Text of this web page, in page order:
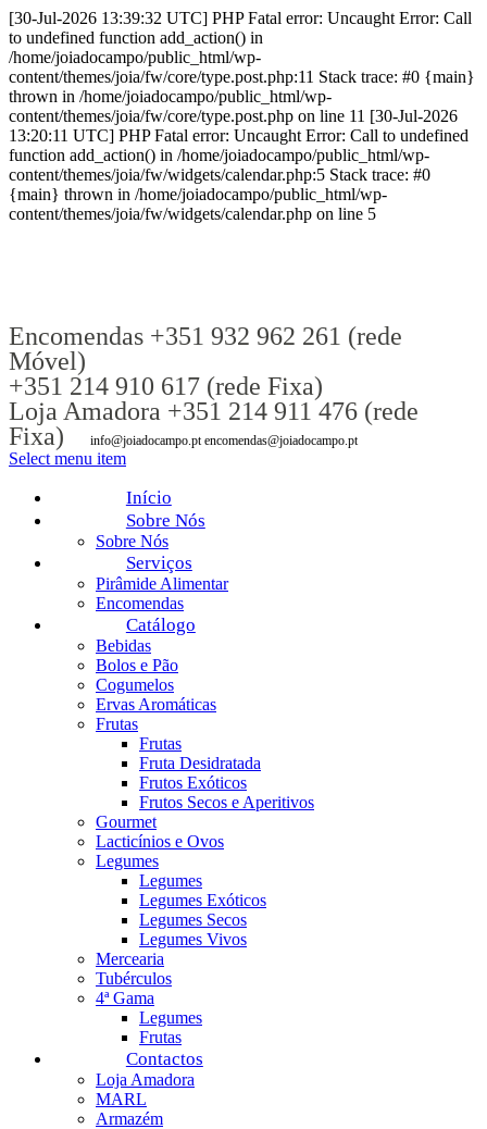
[30-Jul-2026 13:39:32 UTC] PHP Fatal error: Uncaught Error: Call
to undefined function add_action() in
/home/joiadocampo/public_html/wp-
content/themes/joia/fw/core/type.post.php:11 Stack trace: #0 {main}
thrown in /home/joiadocampo/public_html/wp-
content/themes/joia/fw/core/type.post.php on line 11 [30-Jul-2026
13:20:11 UTC] PHP Fatal error: Uncaught Error: Call to undefined
function add_action() in /home/joiadocampo/public_html/wp-
content/themes/joia/fw/widgets/calendar.php:5 Stack trace: #0
{main} thrown in /home/joiadocampo/public_html/wp-
content/themes/joia/fw/widgets/calendar.php on line 5
Encomendas +351 932 962 261 (rede
Móvel)
+351 214 910 617 (rede Fixa)
Loja Amadora +351 214 911 476 (rede
Fixa)
info@joiadocampo.pt encomendas@joiadocampo.pt
Select menu item
Início
Sobre Nós
Sobre Nós
Serviços
Pirâmide Alimentar
Encomendas
Catálogo
Bebidas
Bolos e Pão
Cogumelos
Ervas Aromáticas
Frutas
Frutas
Fruta Desidratada
Frutos Exóticos
Frutos Secos e Aperitivos
Gourmet
Lacticínios e Ovos
Legumes
Legumes
Legumes Exóticos
Legumes Secos
Legumes Vivos
Mercearia
Tubérculos
4ª Gama
Legumes
Frutas
Contactos
Loja Amadora
MARL
Armazém